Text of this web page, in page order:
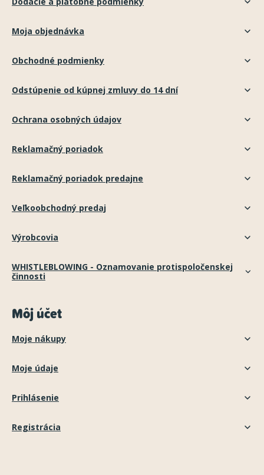
Moja objednávka
Obchodné podmienky
Odstúpenie od kúpnej zmluvy do 14 dní
Ochrana osobných údajov
Reklamačný poriadok
Reklamačný poriadok predajne
Veľkoobchodný predaj
Výrobcovia
WHISTLEBLOWING - Oznamovanie protispoločenskej
činnosti
Môj účet
Moje nákupy
Moje údaje
Prihlásenie
Registrácia